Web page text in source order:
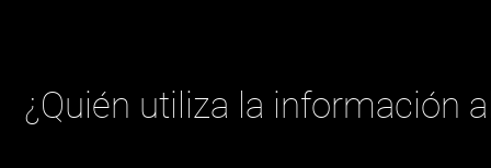
¿Quién utiliza la información